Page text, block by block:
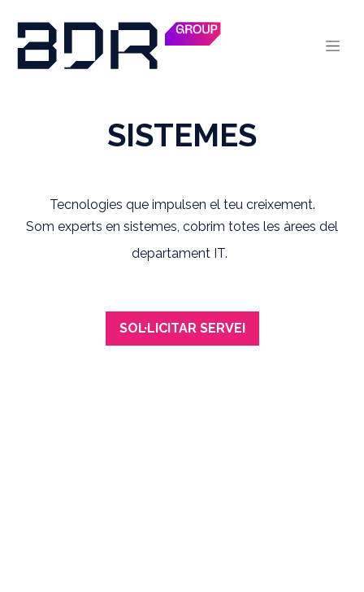
SISTEMES
Tecnologies que impulsen el teu creixement.
Som experts en sistemes, cobrim totes les àrees del
departament IT.
SOL·LICITAR SERVEI​​